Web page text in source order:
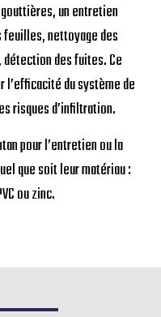
un entretien
nettoyage des
des fuites. Ce
du système de
risques d’infiltration.
pour l’entretien ou la
que soit leur matériau :
ou zinc.